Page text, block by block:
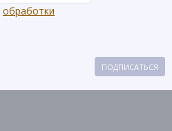
обработки
ПОДПИСАТЬСЯ